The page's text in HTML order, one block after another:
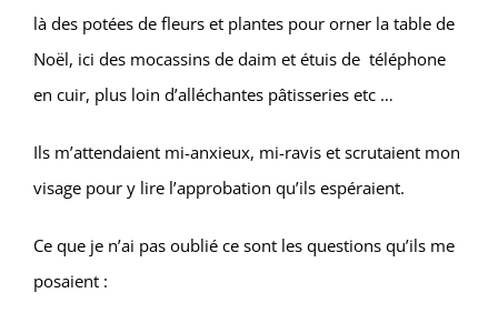
là des potées de fleurs et plantes pour orner la table de
Noël, ici des mocassins de daim et étuis de téléphone
en cuir, plus loin d’alléchantes pâtisseries etc …
Ils m’attendaient mi-anxieux, mi-ravis et scrutaient mon
visage pour y lire l’approbation qu’ils espéraient.
Ce que je n’ai pas oublié ce sont les questions qu’ils me
posaient :